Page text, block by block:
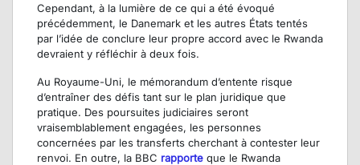
Cependant, à la lumière de ce qui a été évoqué
précédemment, le Danemark et les autres États tentés
par l’idée de conclure leur propre accord avec le Rwanda
devraient y réfléchir à deux fois.
Au Royaume-Uni, le mémorandum d’entente risque
d’entraîner des défis tant sur le plan juridique que
pratique. Des poursuites judiciaires seront
vraisemblablement engagées, les personnes
concernées par les transferts cherchant à contester leur
renvoi. En outre, la BBC rapporte que le Rwanda